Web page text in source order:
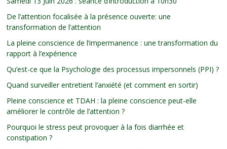
De l’attention focalisée à la présence ouverte: une
transformation de l’attention
La pleine conscience de l’impermanence : une transformation du
rapport à l’expérience
Qu’est-ce que la Psychologie des processus impersonnels (PPI) ?
Quand surveiller entretient l’anxiété (et comment en sortir)
Pleine conscience et TDAH : la pleine conscience peut-elle
améliorer le contrôle de l’attention ?
Pourquoi le stress peut provoquer à la fois diarrhée et
constipation ?